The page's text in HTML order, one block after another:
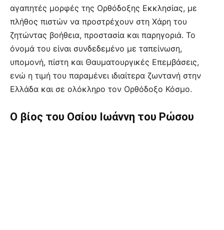
αγαπητές μορφές της Ορθόδοξης Εκκλησίας, με
πλήθος πιστών να προστρέχουν στη Χάρη του
ζητώντας βοήθεια, προστασία και παρηγοριά. Το
όνομά του είναι συνδεδεμένο με ταπείνωση,
υπομονή, πίστη και Θαυματουργικές Επεμβάσεις,
ενώ η τιμή του παραμένει ιδιαίτερα ζωντανή στην
Ελλάδα και σε ολόκληρο τον Ορθόδοξο Κόσμο.
Ο βίος του Οσίου Ιωάννη του Ρώσου